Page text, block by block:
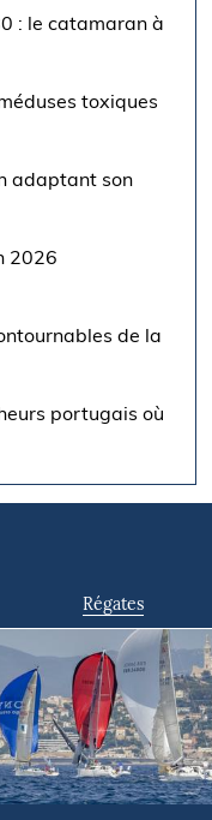
: le catamaran à
toxiques
adaptant son
2026
de la
portugais où
Régates